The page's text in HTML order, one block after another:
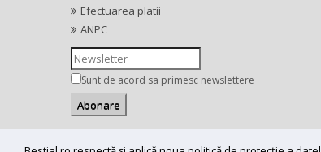
Efectuarea platii
ANPC
Sunt de acord sa primesc newslettere